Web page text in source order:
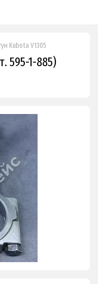
Kubota V1305
595-1-885)